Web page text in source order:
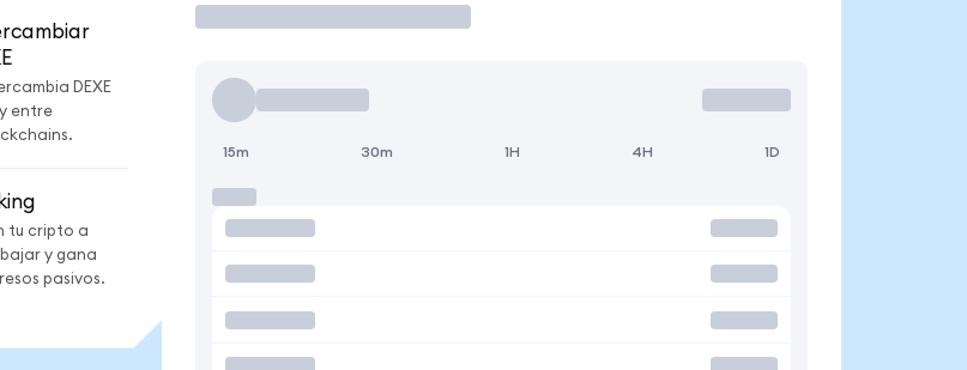
DEXE
entre
tu cripto a
y gana
pasivos.
15m 30m 1H 4H 1D